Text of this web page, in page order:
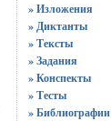
» Изложения
» Диктанты
» Тексты
» Задания
» Конспекты
» Тесты
» Библиографии